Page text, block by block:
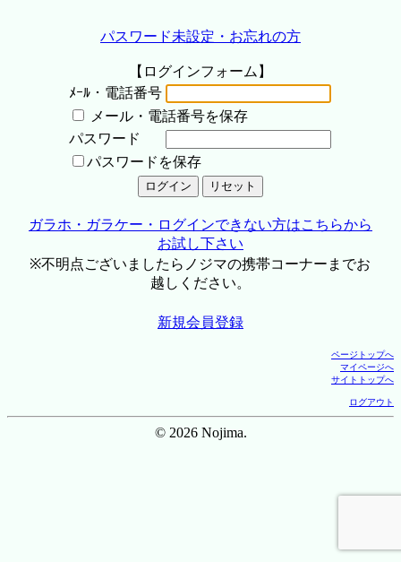
パスワード未設定・お忘れの方
【ログインフォーム】
ﾒｰﾙ・電話番号
メール・電話番号を保存
パスワード
パスワードを保存
ガラホ・ガラケー・ログインできない方はこちらから
お試し下さい
※不明点ございましたらノジマの携帯コーナーまでお
越しください。
新規会員登録
ページトップへ
マイページへ
サイトトップへ
ログアウト
© 2026 Nojima.